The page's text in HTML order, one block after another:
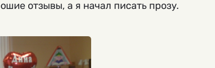
отзывы, а я начал писать прозу.